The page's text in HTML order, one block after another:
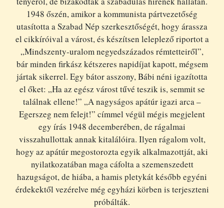
1948 őszén, amikor a kommunista pártvezetőség
utasította a Szabad Nép szerkesztőségét, hogy árassza
el cikkíróival a várost, és készítsen leleplező riportot a
„Mindszenty-uralom negyedszázados rémtetteiről”,
bár minden firkász kétszeres napidíjat kapott, mégsem
jártak sikerrel. Egy bátor asszony, Bábi néni igazította
el őket: „Ha az egész várost tűvé teszik is, semmit se
találnak ellene!” „A nagyságos apátúr igazi arca –
Egerszeg nem felejt!” címmel végül mégis megjelent
egy írás 1948 decemberében, de rágalmai
visszahullottak annak kitalálóira. Ilyen rágalom volt,
hogy az apátúr megostorozta egyik alkalmazottját, aki
nyilatkozatában maga cáfolta a szemenszedett
hazugságot, de hiába, a hamis pletykát később egyéni
érdekektől vezérelve még egyházi körben is terjeszteni
próbálták.